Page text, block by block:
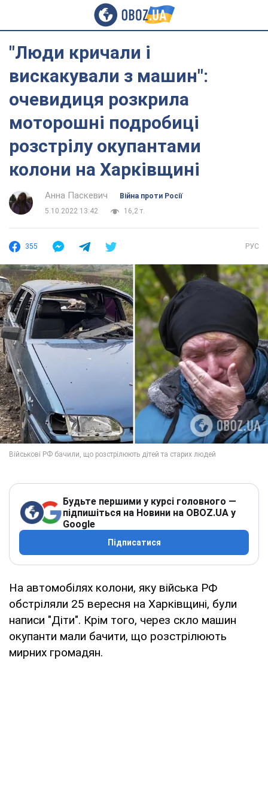
"Люди кричали і
вискакували з машин":
очевидиця розкрила
моторошні подробиці
розстрілу окупантами
колони на Харківщині
Анна Паскевич
Війна проти Росії
5.10.2022 13:42
16,2 т.
355 РУС
Будьте першими у курсі головного —
підпишіться на Новини на OBOZ.UA у
Google
Підписатися
На автомобілях колони, яку війська РФ
обстріляли 25 вересня на Харківщині, були
написи "Діти". Крім того, через скло машин
окупанти мали бачити, що розстрілюють
мирних громадян.